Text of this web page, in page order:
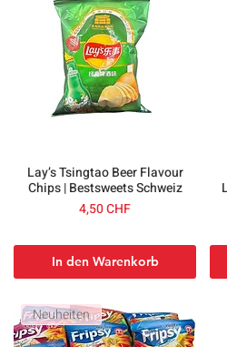
Lay’s Tsingtao Beer Flavour
Chips | Bestsweets Schweiz
Preis
4,50 CHF
In den Warenkorb
Neuheiten